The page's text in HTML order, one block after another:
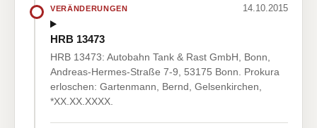
VERÄNDERUNGEN 14.10.2015
HRB 13473
HRB 13473: Autobahn Tank & Rast GmbH, Bonn,
Andreas-Hermes-Straße 7-9, 53175 Bonn. Prokura
erloschen: Gartenmann, Bernd, Gelsenkirchen,
*XX.XX.XXXX.